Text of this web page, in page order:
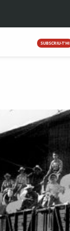
SUBSCRIU-T'HI